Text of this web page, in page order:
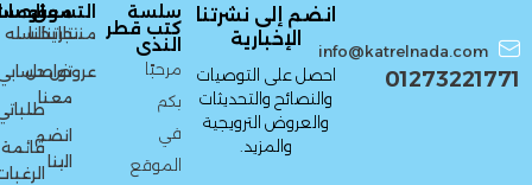
انضم إلى نشرتنا
الإخبارية
احصل على التوصيات
والنصائح والتحديثات
والعروض الترويجية
والمزيد.
info@katrelnada.com
01273221771
سلسة
كتب قطر
الندى
مرحبًا
بكم
في
الموقع
التسوق
منتجاتنا
عروض
تاريخنا
تواصل
معنا
انضم
الينا
السله
قائمة